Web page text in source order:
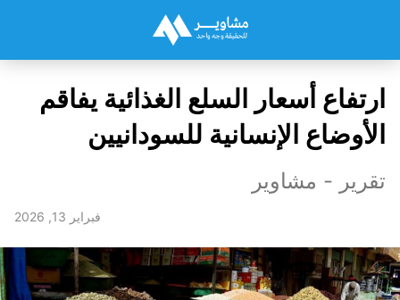
ارتفاع أسعار السلع الغذائية يفاقم
الأوضاع الإنسانية للسودانيين
تقرير - مشاوير
فبراير 13, 2026